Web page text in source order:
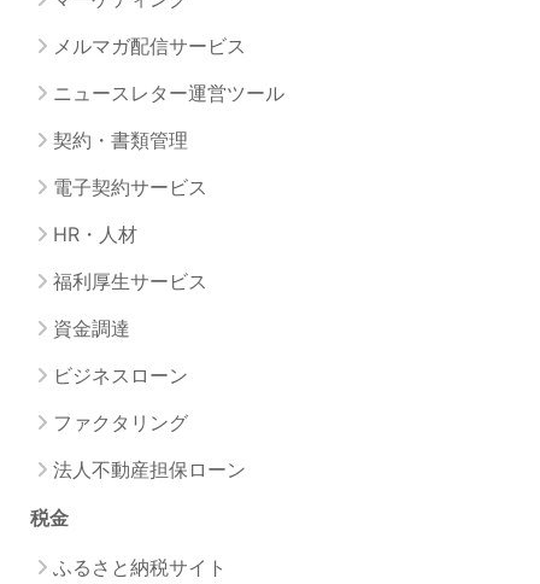
メルマガ配信サービス
ニュースレター運営ツール
契約・書類管理
電子契約サービス
HR・人材
福利厚生サービス
資金調達
ビジネスローン
ファクタリング
法人不動産担保ローン
税金
ふるさと納税サイト